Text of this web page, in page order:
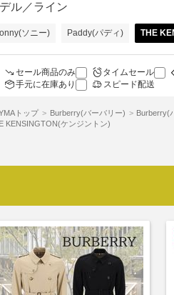
ル／ライン
ソニー) Paddy(パディ) THE
セール商品のみ タイムセール
手元に在庫あり
スピード配送
トップ Burberry(バーバリー) Burberry(
KENSINGTON(ケンジントン)